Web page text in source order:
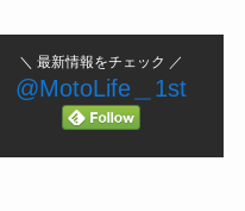
＼ 最新情報をチェック ／
@MotoLife＿1st